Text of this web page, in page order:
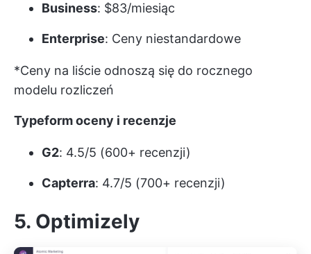
Business: $83/miesiąc
Enterprise: Ceny niestandardowe
*Ceny na liście odnoszą się do rocznego
modelu rozliczeń
Typeform oceny i recenzje
G2: 4.5/5 (600+ recenzji)
Capterra: 4.7/5 (700+ recenzji)
5. Optimizely